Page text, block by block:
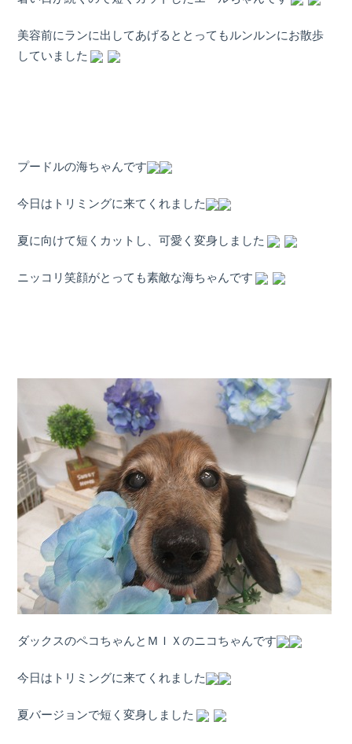
美容前にランに出してあげるととってもルンルンにお散歩
していました
プードルの海ちゃんです
今日はトリミングに来てくれました
夏に向けて短くカットし、可愛く変身しました
ニッコリ笑顔がとっても素敵な海ちゃんです
ダックスのペコちゃんとＭＩＸのニコちゃんです
今日はトリミングに来てくれました
夏バージョンで短く変身しました